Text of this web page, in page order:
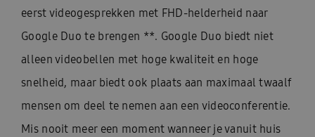
eerst videogesprekken met FHD-helderheid naar
Google Duo te brengen **. Google Duo biedt niet
alleen videobellen met hoge kwaliteit en hoge
snelheid, maar biedt ook plaats aan maximaal twaalf
mensen om deel te nemen aan een videoconferentie.
Mis nooit meer een moment wanneer je vanuit huis